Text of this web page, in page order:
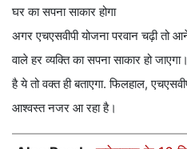
घर का सपना साकार होगा
अगर एचएसवीपी योजना परवान चढ़ी तो
वाले हर व्यक्ति का सपना साकार हो
है ये तो वक्त ही बताएगा. फिलहाल,
आश्वस्त नजर आ रहा है।